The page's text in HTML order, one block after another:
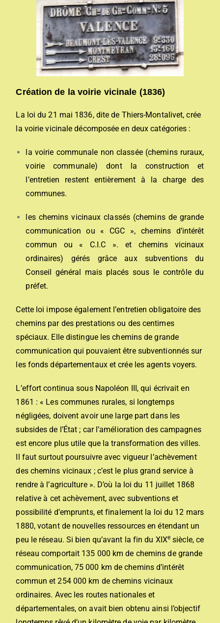
Création de la voirie vicinale (1836)
La loi du 21 mai 1836, dite de Thiers-Montalivet, crée
la voirie vicinale décomposée en deux catégories :
la voirie communale non classée (chemins ruraux,
voirie communale) dont la construction et
l’entretien restent entièrement à la charge des
communes.
les chemins vicinaux classés (chemins de grande
communication ou « CGC », chemins d’intérêt
commun ou « C.I.C ». et chemins vicinaux
ordinaires) gérés grâce aux subventions du
Conseil général mais placés sous le contrôle du
préfet.
Cette loi impose également l’entretien obligatoire des
chemins par des prestations ou des centimes
spéciaux. Elle distingue les chemins de grande
communication qui pouvaient être subventionnés sur
les fonds départementaux et crée les agents voyers.
L’effort continua sous Napoléon III, qui écrivait en
1861 : « Les communes rurales, si longtemps
négligées, doivent avoir une large part dans les
subsides de l’État ; car l’amélioration des campagnes
est encore plus utile que la transformation des villes.
Il faut surtout poursuivre avec vigueur l’achèvement
des chemins vicinaux ; c’est le plus grand service à
rendre à l’agriculture ». D’où la loi du 11 juillet 1868
relative à cet achèvement, avec subventions et
possibilité d’emprunts, et finalement la loi du 12 mars
1880, votant de nouvelles ressources en étendant un
peu le réseau. Si bien qu’avant la fin du XIXe siècle, ce
réseau comportait 135 000 km de chemins de grande
communication, 75 000 km de chemins d’intérêt
commun et 254 000 km de chemins vicinaux
ordinaires. Avec les routes nationales et
départementales, on avait bien obtenu ainsi l’objectif